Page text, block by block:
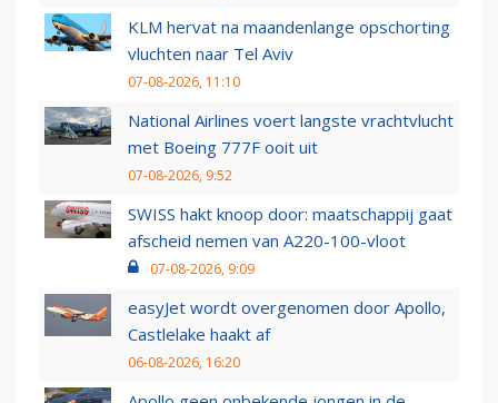
KLM hervat na maandenlange opschorting
vluchten naar Tel Aviv
07-08-2026, 11:10
National Airlines voert langste vrachtvlucht
met Boeing 777F ooit uit
07-08-2026, 9:52
SWISS hakt knoop door: maatschappij gaat
afscheid nemen van A220-100-vloot
07-08-2026, 9:09
easyJet wordt overgenomen door Apollo,
Castlelake haakt af
06-08-2026, 16:20